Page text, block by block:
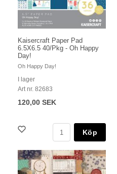
Kaisercraft Paper Pad
6.5X6.5 40/Pkg - Oh Happy
Day!
Oh Happy Day!
I lager
Art nr. 82683
120,00 SEK
Köp